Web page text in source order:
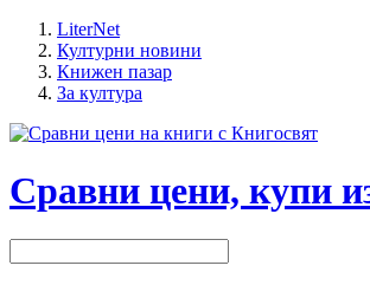
LiterNet
Културни новини
Книжен пазар
За култура
Сравни цени, купи